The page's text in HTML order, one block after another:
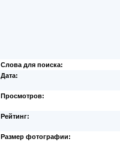
Слова для поиска:
Дата:
Просмотров:
Рейтинг:
Размер фотографии: